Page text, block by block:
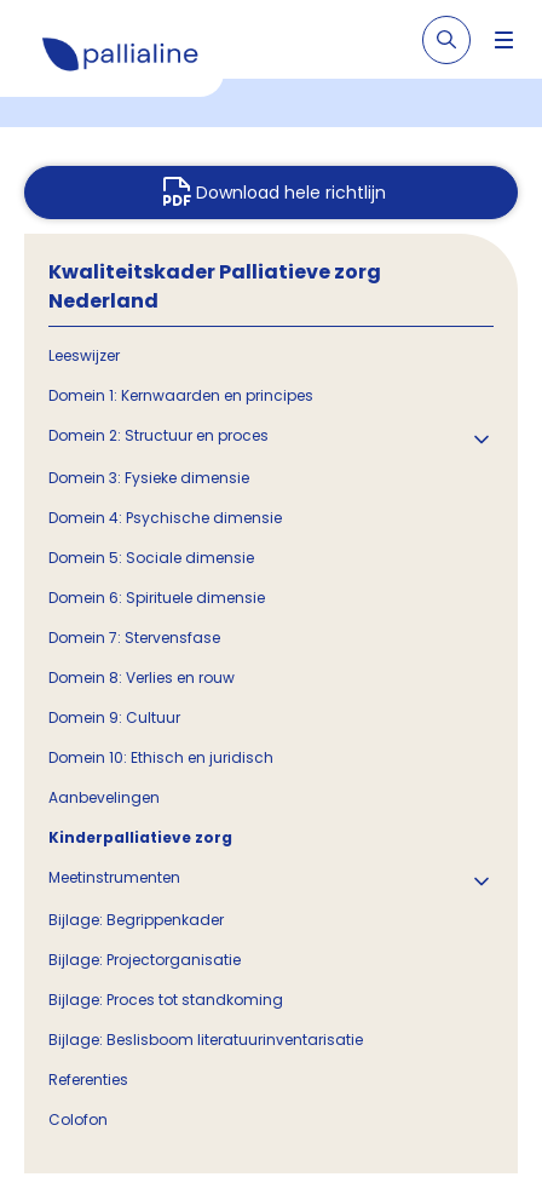
Download hele richtlijn
Kwaliteitskader Palliatieve zorg
Nederland
Leeswijzer
Domein 1: Kernwaarden en principes
Domein 2: Structuur en proces
Domein 3: Fysieke dimensie
Domein 4: Psychische dimensie
Domein 5: Sociale dimensie
Domein 6: Spirituele dimensie
Domein 7: Stervensfase
Domein 8: Verlies en rouw
Domein 9: Cultuur
Domein 10: Ethisch en juridisch
Aanbevelingen
Kinderpalliatieve zorg
Meetinstrumenten
Bijlage: Begrippenkader
Bijlage: Projectorganisatie
Bijlage: Proces tot standkoming
Bijlage: Beslisboom literatuurinventarisatie
Referenties
Colofon